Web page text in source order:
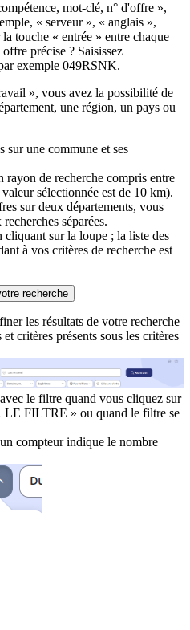
mot-clé, n° d'offre »,
« serveur », « anglais »,
touche « entrée » entre chaque
précise ? Saisissez
exemple 049RSNK.
», vous avez la possibilité de
une région, un pays ou
sur une commune et ses
rayon de recherche compris entre
sélectionnée est de 10 km).
sur deux départements, vous
séparées.
cliquant sur la loupe ; la liste des
à vos critères de recherche est
recherche
les résultats de votre recherche
critères présents sous les critères
le filtre quand vous cliquez sur
FILTRE » ou quand le filtre se
compteur indique le nombre